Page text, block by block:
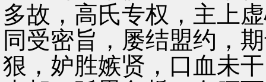
多故，高氏专权，主上
同受密旨，屡结盟约，
狠，妒胜嫉贤，口血未